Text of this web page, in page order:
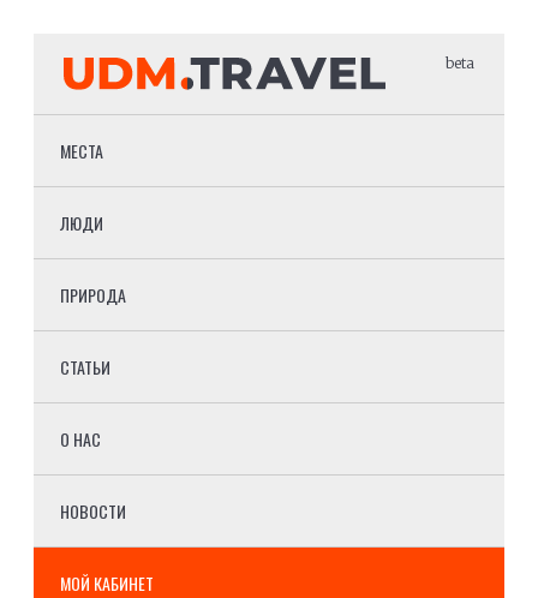
beta
МЕСТА
ЛЮДИ
ПРИРОДА
СТАТЬИ
О НАС
НОВОСТИ
МОЙ КАБИНЕТ